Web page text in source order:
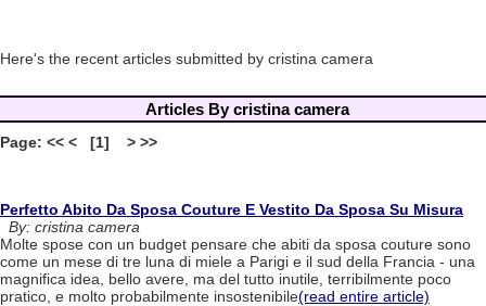
Here's the recent articles submitted by cristina camera
Articles By cristina camera
Page: << < [1] > >>
Perfetto Abito Da Sposa Couture E Vestito Da Sposa Su Misura
By: cristina camera
Molte spose con un budget pensare che abiti da sposa couture sono
come un mese di tre luna di miele a Parigi e il sud della Francia - una
magnifica idea, bello avere, ma del tutto inutile, terribilmente poco
pratico, e molto probabilmente insostenibile(read entire article)